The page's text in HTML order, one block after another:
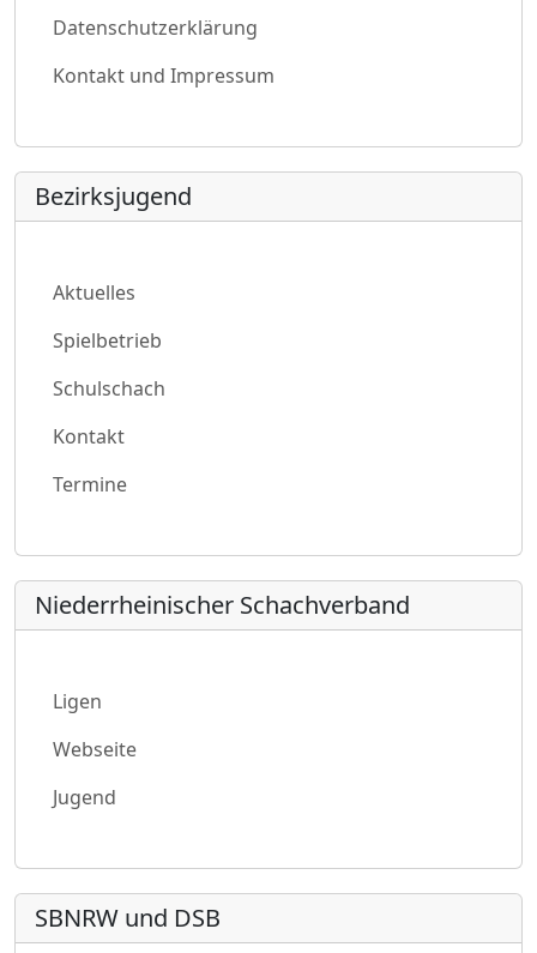
Datenschutzerklärung
Kontakt und Impressum
Bezirksjugend
Aktuelles
Spielbetrieb
Schulschach
Kontakt
Termine
Niederrheinischer Schachverband
Ligen
Webseite
Jugend
SBNRW und DSB